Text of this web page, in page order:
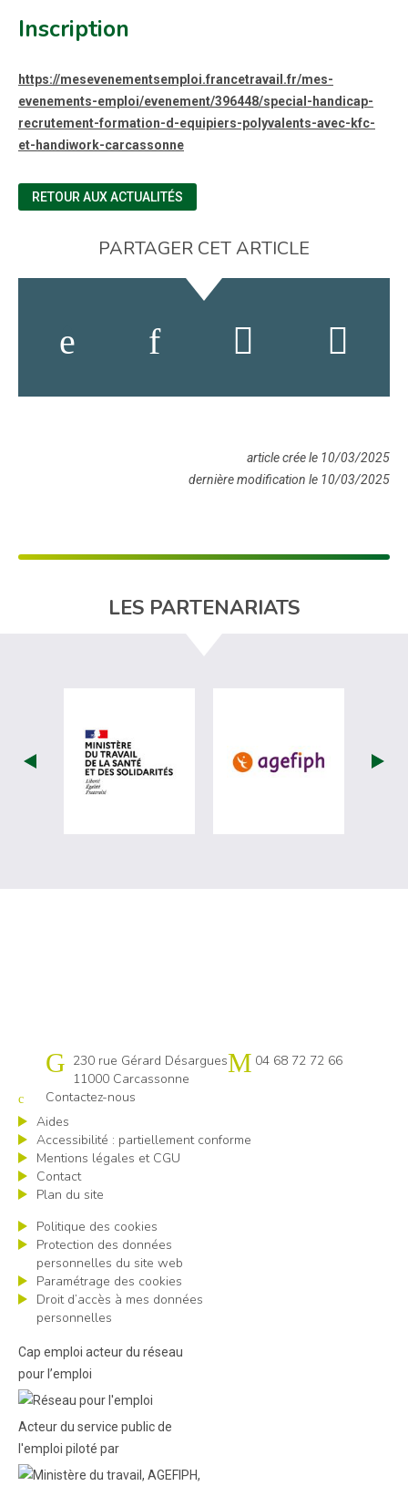
Inscription
https://mesevenementsemploi.francetravail.fr/mes-
evenements-emploi/evenement/396448/special-handicap-
recrutement-formation-d-equipiers-polyvalents-avec-kfc-
et-handiwork-carcassonne
RETOUR AUX ACTUALITÉS
PARTAGER CET ARTICLE
article crée le 10/03/2025
dernière modification le 10/03/2025
LES PARTENARIATS
visiter les site de Ministère du travail
visiter les
Cap emploi 11
230 rue Gérard Désargues
11000 Carcassonne
04 68 72 72 66
Contactez-nous
Aides
Accessibilité : partiellement conforme
Mentions légales et CGU
Contact
Plan du site
Politique des cookies
Protection des données
personnelles du site web
Paramétrage des cookies
Droit d’accès à mes données
personnelles
Cap emploi acteur du réseau
pour l’emploi
Acteur du service public de
l'emploi piloté par